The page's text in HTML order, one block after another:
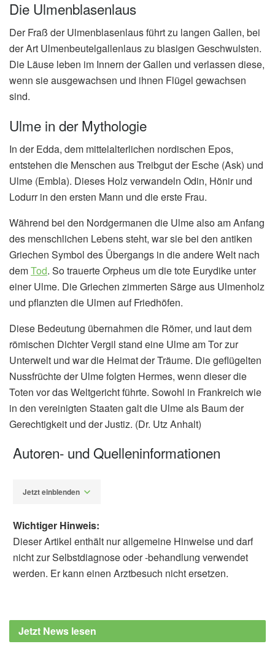
Die Ulmenblasenlaus
Der Fraß der Ulmenblasenlaus führt zu langen Gallen, bei
der Art Ulmenbeutelgallenlaus zu blasigen Geschwulsten.
Die Läuse leben im Innern der Gallen und verlassen diese,
wenn sie ausgewachsen und ihnen Flügel gewachsen
sind.
Ulme in der Mythologie
In der Edda, dem mittelalterlichen nordischen Epos,
entstehen die Menschen aus Treibgut der Esche (Ask) und
Ulme (Embla). Dieses Holz verwandeln Odin, Hönir und
Lodurr in den ersten Mann und die erste Frau.
Während bei den Nordgermanen die Ulme also am Anfang
des menschlichen Lebens steht, war sie bei den antiken
Griechen Symbol des Übergangs in die andere Welt nach
demTod. So trauerte Orpheus um die tote Eurydike unter
einer Ulme. Die Griechen zimmerten Särge aus Ulmenholz
und pflanzten die Ulmen auf Friedhöfen.
Diese Bedeutung übernahmen die Römer, und laut dem
römischen Dichter Vergil stand eine Ulme am Tor zur
Unterwelt und war die Heimat der Träume. Die geflügelten
Nussfrüchte der Ulme folgten Hermes, wenn dieser die
Toten vor das Weltgericht führte. Sowohl in Frankreich wie
in den vereinigten Staaten galt die Ulme als Baum der
Gerechtigkeit und der Justiz. (Dr. Utz Anhalt)
Autoren- und Quelleninformationen
Jetzt einblenden
Pflanzengallen. Ein Bestimmungsbuch für
Pflanzen- und Insektenfreunde. Wiebelsheim
Wichtiger Hinweis:
Dieser Artikel enthält nur allgemeine Hinweise und darf
nicht zur Selbstdiagnose oder -behandlung verwendet
werden. Er kann einen Arztbesuch nicht ersetzen.
Jetzt News lesen